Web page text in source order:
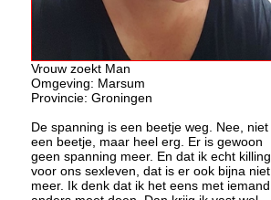
Vrouw zoekt Man
Omgeving: Marsum
Provincie: Groningen
De spanning is een beetje weg. Nee, niet
een beetje, maar heel erg. Er is gewoon
geen spanning meer. En dat ik echt killing
voor ons sexleven, dat is er ook bijna niet
meer. Ik denk dat ik het eens met iemand